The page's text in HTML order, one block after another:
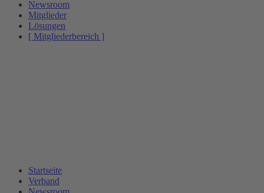
Newsroom
Mitglieder
Lösungen
[ Mitgliederbereich ]
Startseite
Verband